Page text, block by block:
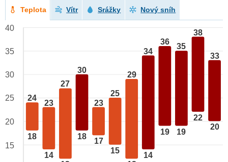
Teplota Vítr Srážky Nový sníh
24
18
23
14
27
30
18
23
17
25
15
29
34
14
36
19
35
19
38
22
33
20
40
35
30
25
20
15